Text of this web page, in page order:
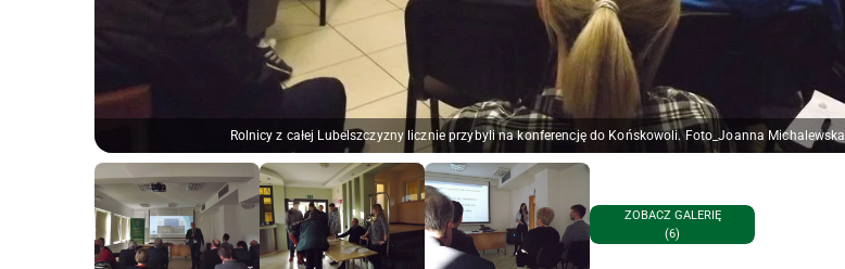
Rolnicy z całej Lubelszczyzny licznie przybyli na konferencję do Końskowoli. Foto_Joanna Michalewska
ZOBACZ GALERIĘ
(6)